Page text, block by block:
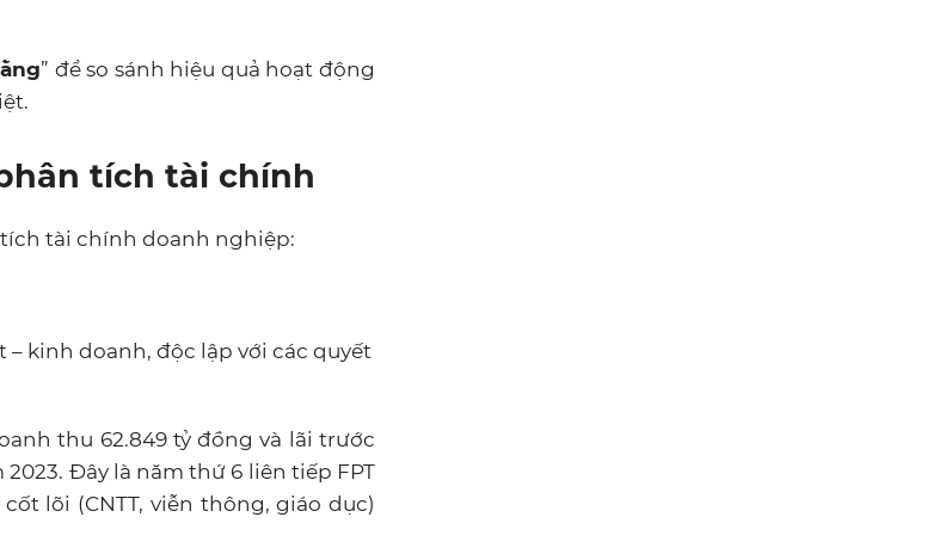
” để so sánh hiệu quả hoạt động
tích tài chính
tài chính doanh nghiệp:
– kinh doanh, độc lập với các quyết
thu 62.849 tỷ đồng và lãi trước
2023. Đây là năm thứ 6 liên tiếp FPT
lõi (CNTT, viễn thông, giáo dục)